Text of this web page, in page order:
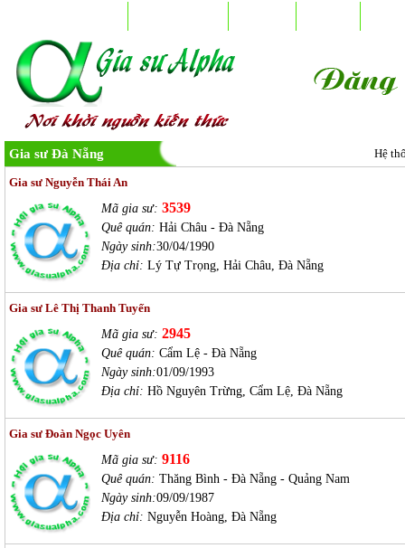
Gia sư Đà Nẵng Hệ
Gia sư Nguyễn Thái An
Mã gia sư: 3539
Quê quán: Hải Châu - Đà Nẵng
Ngày sinh:30/04/1990
Địa chỉ: Lý Tự Trọng, Hải Châu, Đà Nẵng
Gia sư Lê Thị Thanh Tuyến
Mã gia sư: 2945
Quê quán: Cẩm Lệ - Đà Nẵng
Ngày sinh:01/09/1993
Địa chỉ: Hồ Nguyên Trừng, Cẩm Lệ, Đà Nẵng
Gia sư Đoàn Ngọc Uyên
Mã gia sư: 9116
Quê quán: Thăng Bình - Đà Nẵng - Quảng Nam
Ngày sinh:09/09/1987
Địa chỉ: Nguyễn Hoàng, Đà Nẵng